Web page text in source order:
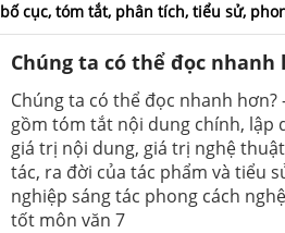
bố cục, tóm tắt, phân tích, tiểu sử,
Chúng ta có thể đọc nhanh
Chúng ta có thể đọc nhanh hơn?
gồm tóm tắt nội dung chính, lập
giá trị nội dung, giá trị nghệ
tác, ra đời của tác phẩm và tiểu
nghiệp sáng tác phong cách
tốt môn văn 7